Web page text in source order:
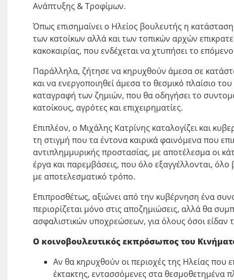
Ανάπτυξης & Τροφίμων.
Όπως επισημαίνει ο Ηλείος βουλευτής η
των κατοίκων αλλά και των τοπικών αρχών
κακοκαιρίας, που ενδέχεται να χτυπήσει το
Παράλληλα, ζήτησε να κηρυχθούν άμεσα σε
και να ενεργοποιηθεί άμεσα το θεσμικό πλαίσιο
καταγραφή των ζημιών, που θα οδηγήσει το
κατοίκους, αγρότες και επιχειρηματίες.
Επιπλέον, ο Μιχάλης Κατρίνης καταλογίζει και
τη στιγμή που τα έντονα καιρικά φαινόμενα που
αντιπλημμυρικής προστασίας, με αποτέλεσμα οι
έργα και παρεμβάσεις, που όλο εξαγγέλλονται,
με αποτελεσματικό τρόπο.
Επιπροσθέτως, αξιώνει από την κυβέρνηση ένα
περιορίζεται μόνο στις αποζημιώσεις, αλλά θα
ασφαλιστικών υποχρεώσεων, για όλους όσοι είδαν
Ο κοινοβουλευτικός εκπρόσωπος του
Αν θα κηρυχθούν οι περιοχές της Ηλείας
έκτακτης, εντασσόμενες στα θεσμοθετημένα